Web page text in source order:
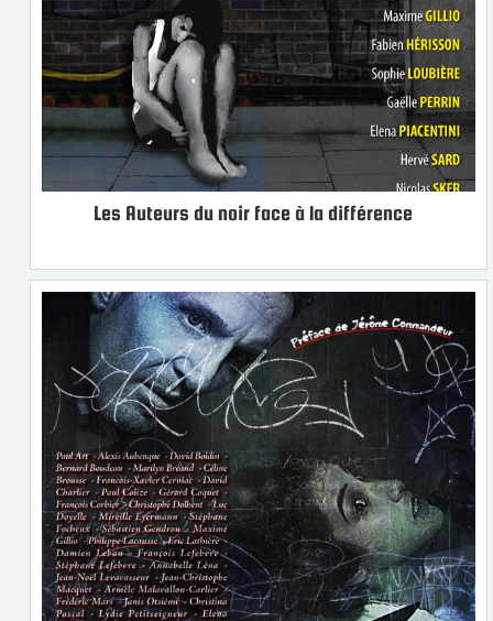
Les Auteurs du noir face à la différence